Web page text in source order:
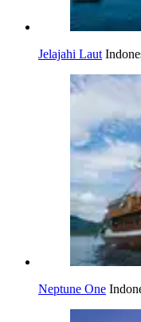
Jelajahi Laut
Neptune One